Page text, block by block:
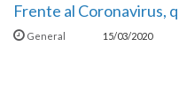
Frente al Coronavirus,
General 15/03/2020